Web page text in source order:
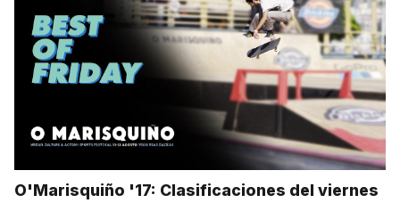
O'Marisquiño '17: Clasificaciones del viernes